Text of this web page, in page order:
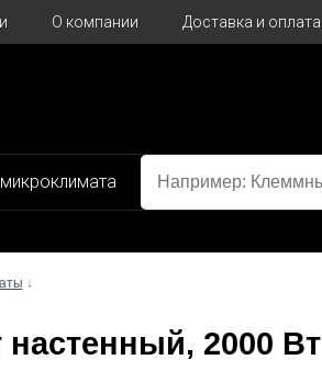
О компании Доставка и оплата
↓
настенный, 2000 Вт